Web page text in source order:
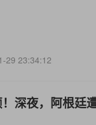
29 23:34:12
深夜，阿根廷